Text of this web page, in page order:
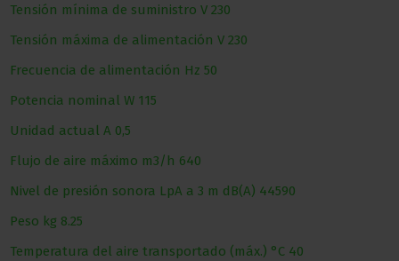
Tensión mínima de suministro V 230
Tensión máxima de alimentación V 230
Frecuencia de alimentación Hz 50
Potencia nominal W 115
Unidad actual A 0,5
Flujo de aire máximo m3/h 640
Nivel de presión sonora LpA a 3 m dB(A) 44590
Peso kg 8.25
Temperatura del aire transportado (máx.) °С 40